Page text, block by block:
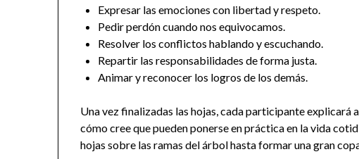
Expresar las emociones con libertad y respeto.
Pedir perdón cuando nos equivocamos.
Resolver los conflictos hablando y escuchando.
Repartir las responsabilidades de forma justa.
Animar y reconocer los logros de los demás.
Una vez finalizadas las hojas, cada participante explicará
cómo cree que pueden ponerse en práctica en la vida
hojas sobre las ramas del árbol hasta formar una gran